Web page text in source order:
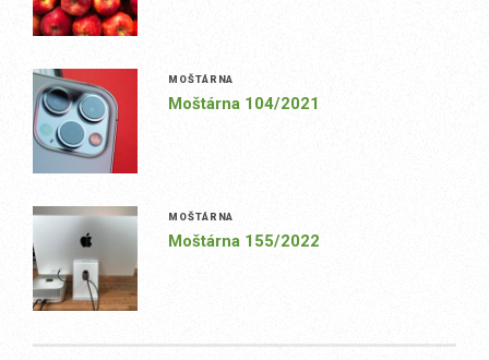
MOŠTÁRNA
Moštárna 104/2021
MOŠTÁRNA
Moštárna 155/2022